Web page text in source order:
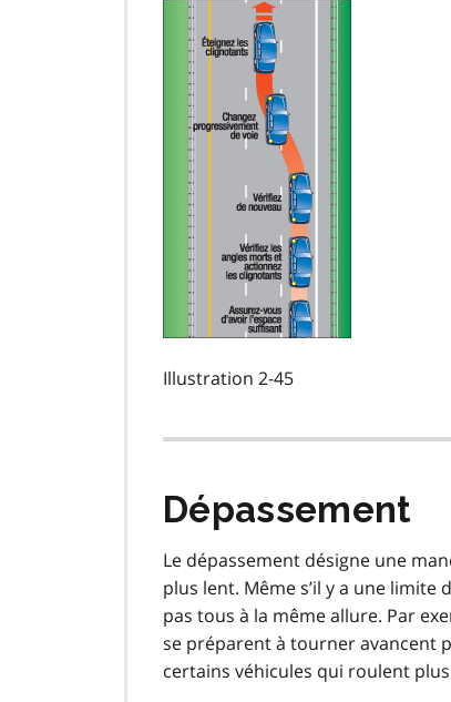
Illustration 2-45
Dépassement
Le dépassement désigne une
plus lent. Même s’il y a une
pas tous à la même allure. Par
se préparent à tourner avancent
certains véhicules qui roulent